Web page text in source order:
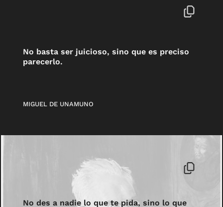
No basta ser juicioso, sino que es preciso
parecerlo.
MIGUEL DE UNAMUNO
No des a nadie lo que te pida, sino lo que